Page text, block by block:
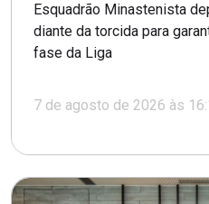
Esquadrão Minastenista
diante da torcida para
fase da Liga
7 de agosto de 2026 às